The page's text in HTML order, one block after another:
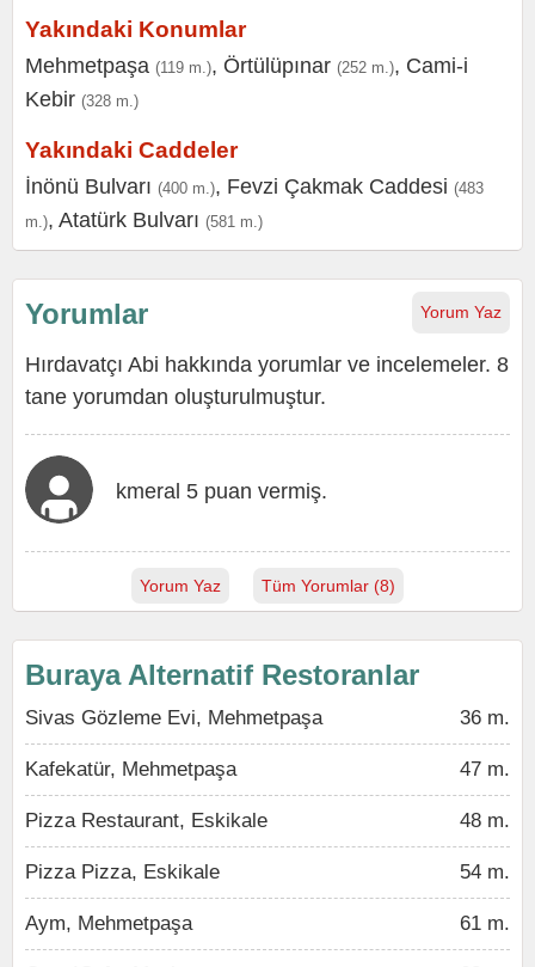
Yakındaki Konumlar
Mehmetpaşa (119 m.), Örtülüpınar (252 m.), Cami-i
Kebir (328 m.)
Yakındaki Caddeler
İnönü Bulvarı (400 m.), Fevzi Çakmak Caddesi (483
m.), Atatürk Bulvarı (581 m.)
Yorum Yaz
Yorumlar
Hırdavatçı Abi hakkında yorumlar ve incelemeler. 8
tane yorumdan oluşturulmuştur.
kmeral 5 puan vermiş.
Yorum Yaz Tüm Yorumlar (8)
Buraya Alternatif Restoranlar
Sivas Gözleme Evi, Mehmetpaşa 36 m.
Kafekatür, Mehmetpaşa 47 m.
Pizza Restaurant, Eskikale 48 m.
Pizza Pizza, Eskikale 54 m.
Aym, Mehmetpaşa 61 m.